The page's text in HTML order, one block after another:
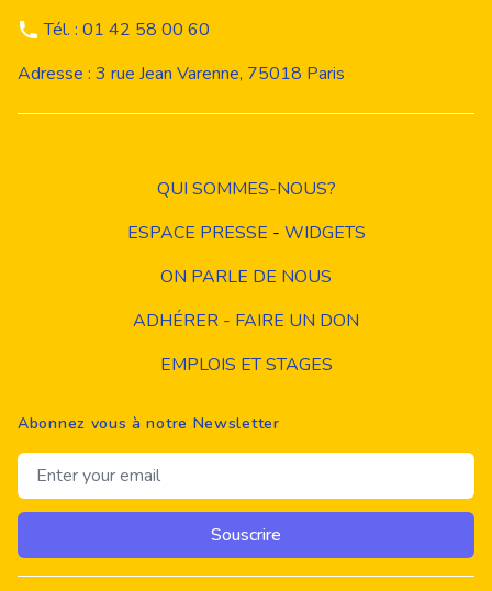
Tél. : 01 42 58 00 60
Adresse : 3 rue Jean Varenne, 75018 Paris
QUI SOMMES-NOUS?
ESPACE PRESSE - WIDGETS
ON PARLE DE NOUS
ADHÉRER - FAIRE UN DON
EMPLOIS ET STAGES
Abonnez vous à notre Newsletter
Email address
Souscrire